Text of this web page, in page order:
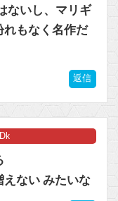
ないし、マリギ
れもなく名作だ
返信
えない みたいな